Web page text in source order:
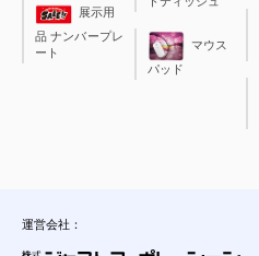
展示用
品 ナンバープレ
ート
マウス
パッド
運営会社：